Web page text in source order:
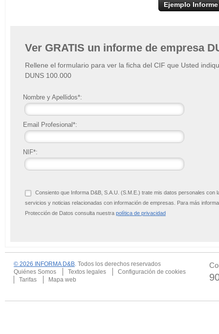
Ejemplo Informe
Ver GRATIS un informe de empresa
Rellene el formulario para ver la ficha del CIF que Usted
DUNS 100.000
Nombre y Apellidos*:
Email Profesional*:
NIF*:
Consiento que Informa D&B, S.A.U. (S.M.E.) trate mis datos personales
servicios y noticias relacionadas con información de empresas. Para más
Protección de Datos consulta nuestra política de privacidad
© 2026 INFORMA D&B. Todos los derechos reservados
Quiénes Somos
Textos legales
Configuración de cookies
Tarifas
Mapa web